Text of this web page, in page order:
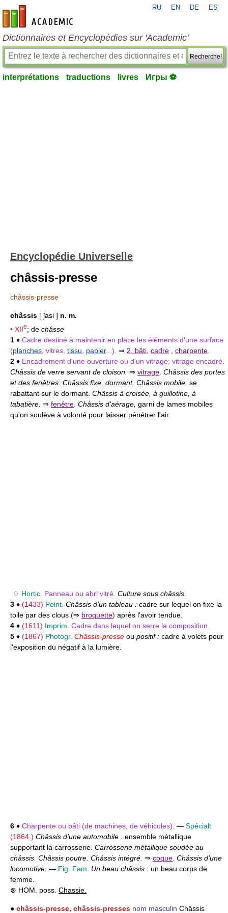
fr-academic.com
RU EN DE ES
Dictionnaires et Encyclopédies sur 'Academic'
Recherche!
interprétations traductions livres Игры ⚽
Encyclopédie Universelle
châssis-presse
châssis-presse
châssis [ ʃasi ] n. m.
• XIIe; de châsse
1 ♦ Cadre destiné à maintenir en place les éléments d'une surface
(planches , vitres, tissu papier...). ⇒ 2. bâti cadre charpente
2 ♦ Encadrement d'une ouverture ou d'un vitrage; vitrage encadré.
Châssis de verre servant de cloison. ⇒ vitrage Châssis des portes
et des fenêtres. Châssis fixe, dormant. Châssis mobile, se
rabattant sur le dormant. Châssis à croisée, à guillotine, à
tabatière. ⇒ fenêtre Châssis d'aérage, garni de lames mobiles
qu'on soulève à volonté pour laisser pénétrer l'air.
♢ Hortic. Panneau ou abri vitré. Culture sous châssis.
3 ♦ (1433) Peint. Châssis d'un tableau : cadre sur lequel on fixe la
toile par des clous (⇒ broquette) après l'avoir tendue.
4 ♦ (1611) Imprim. Cadre dans lequel on serre la composition.
5 ♦ (1867) Photogr. Châssis-presse ou positif : cadre à volets pour
l'exposition du négatif à la lumière.
6 ♦ Charpente ou bâti (de machines, de véhicules). — Spécialt
(1864 ) Châssis d'une automobile : ensemble métallique
supportant la carrosserie. Carrosserie métallique soudée au
châssis. Châssis poutre. Châssis intégré. ⇒ coque Châssis d'une
locomotive. — Fig. Fam. Un beau châssis : un beau corps de
femme.
⊗ HOM. poss. Chassie.
● châssis-presse, châssis-presses nom masculin Châssis